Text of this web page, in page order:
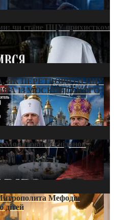
чи стане ПЦУ прихистком
ЯК ПЕРЕТВОРИТИ ПЦУ
ІЗ МОСКОВСЬКОГО
Молитовний сніданок
Мефодія
дітей